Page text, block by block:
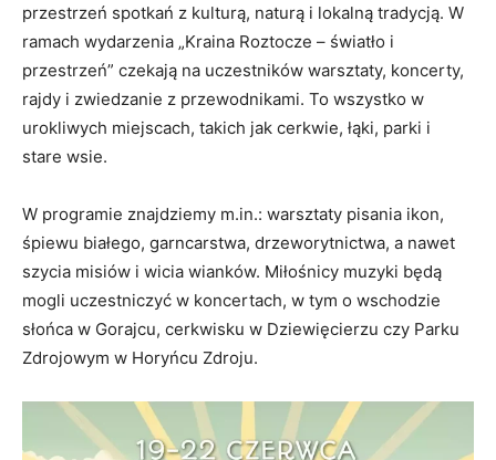
przestrzeń spotkań z kulturą, naturą i lokalną tradycją. W
ramach wydarzenia „Kraina Roztocze – światło i
przestrzeń” czekają na uczestników warsztaty, koncerty,
rajdy i zwiedzanie z przewodnikami. To wszystko w
urokliwych miejscach, takich jak cerkwie, łąki, parki i
stare wsie.
W programie znajdziemy m.in.: warsztaty pisania ikon,
śpiewu białego, garncarstwa, drzeworytnictwa, a nawet
szycia misiów i wicia wianków. Miłośnicy muzyki będą
mogli uczestniczyć w koncertach, w tym o wschodzie
słońca w Gorajcu, cerkwisku w Dziewięcierzu czy Parku
Zdrojowym w Horyńcu Zdroju.